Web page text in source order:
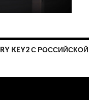
KEY2 С РОССИЙСКОЙ